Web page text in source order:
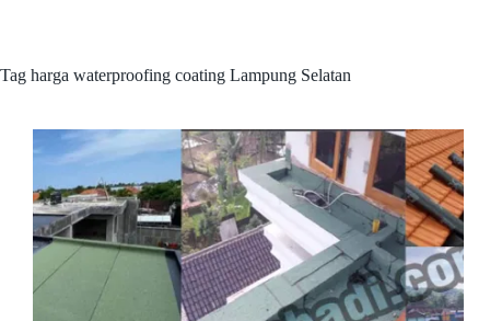
Tag harga waterproofing coating Lampung Selatan